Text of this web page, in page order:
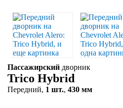
Пассажирский дворник
Trico Hybrid
Передний, 1 шт., 430 мм